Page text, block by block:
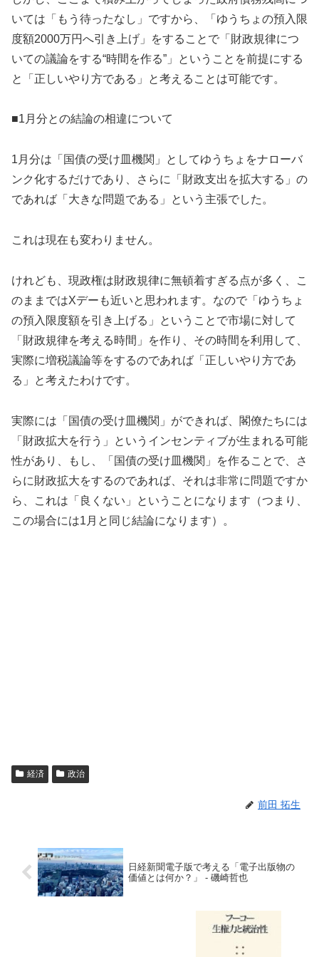
いては「もう待ったなし」ですから、「ゆうちょの預入限
度額2000万円へ引き上げ」をすることで「財政規律につ
いての議論をする“時間を作る”」ということを前提にする
と「正しいやり方である」と考えることは可能です。
■1月分との結論の相違について
1月分は「国債の受け皿機関」としてゆうちょをナローバ
ンク化するだけであり、さらに「財政支出を拡大する」の
であれば「大きな問題である」という主張でした。
これは現在も変わりません。
けれども、現政権は財政規律に無頓着すぎる点が多く、こ
のままではXデーも近いと思われます。なので「ゆうちょ
の預入限度額を引き上げる」ということで市場に対して
「財政規律を考える時間」を作り、その時間を利用して、
実際に増税議論等をするのであれば「正しいやり方であ
る」と考えたわけです。
実際には「国債の受け皿機関」ができれば、閣僚たちには
「財政拡大を行う」というインセンティブが生まれる可能
性があり、もし、「国債の受け皿機関」を作ることで、さ
らに財政拡大をするのであれば、それは非常に問題ですか
ら、これは「良くない」ということになります（つまり、
この場合には1月と同じ結論になります）。
経済 政治
前田 拓生
日経新聞電子版で考える「電子出版物の
価値とは何か？」 - 磯崎哲也